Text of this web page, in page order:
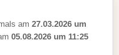
am 27.03.2026 um
05.08.2026 um 11:25